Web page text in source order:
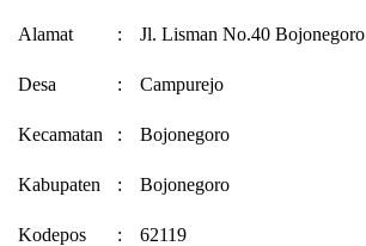
Alamat : Jl. Lisman No.40 Bojonegoro
Desa : Campurejo
Kecamatan : Bojonegoro
Kabupaten : Bojonegoro
Kodepos : 62119